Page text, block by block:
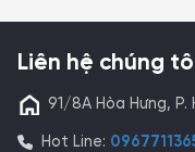
Liên hệ chúng
91/8A Hòa Hưng, P.
Hot Line: